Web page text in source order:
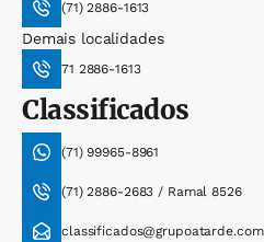
(71) 2886-1613
Demais localidades
71 2886-1613
Classificados
(71) 99965-8961
(71) 2886-2683 / Ramal 8526